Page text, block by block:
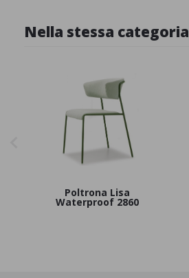
Nella stessa categoria
Poltrona Lisa
Waterproof 2860